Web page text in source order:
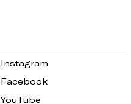
Instagram
Facebook
YouTube